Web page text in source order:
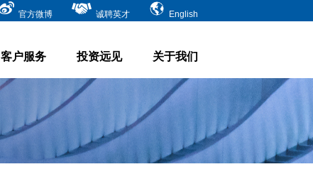
官方微博 诚聘英才 English
客户服务 投资远见 关于我们